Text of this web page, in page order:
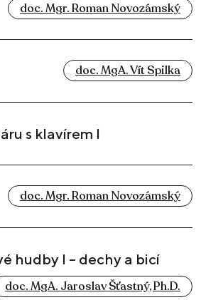
doc. Mgr. Roman Novozámský
doc. MgA. Vít Spilka
s klavírem I
doc. Mgr. Roman Novozámský
hudby I – dechy a bicí
doc. MgA. Jaroslav Šťastný, Ph.D.